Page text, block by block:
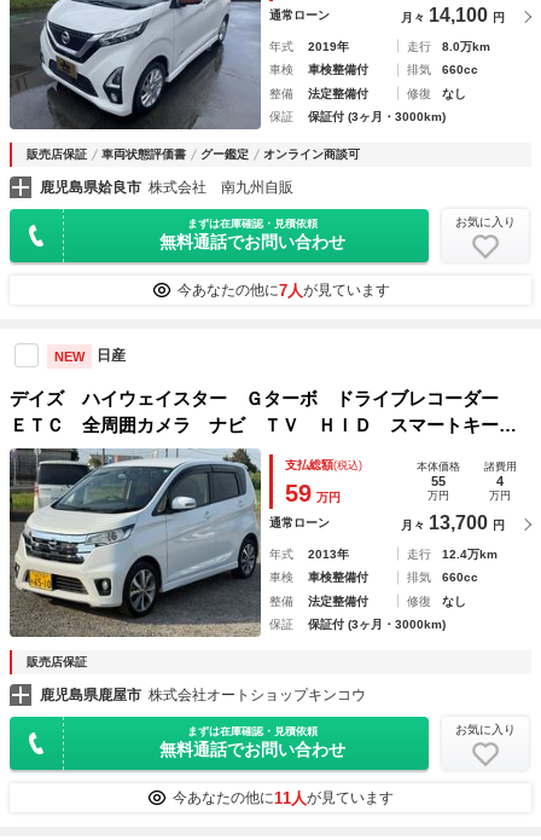
通常ローン 月々 14,100 円
年式 2019年 走行
8.0万km
車検
車検整備付 排気
660cc
整備
法定整備付 修復
なし
保証
保証付 (3ヶ月・3000km)
販売店保証 車両状態評価書 グー鑑定 オンライン商談可
鹿児島県姶良市 株式会社 南九州自販
まずは在庫確認・見積依頼
無料通話でお問い合わせ
お気に入り
今あなたの他に7人が見ています
NEW 日産
デイズ ハイウェイスター Ｇターボ ドライブレコーダー
ＥＴＣ 全周囲カメラ ナビ ＴＶ ＨＩＤ スマートキー
ベンチシート ＣＶＴ 盗難防止システム ＡＢＳ ＥＳＣ
ＣＤ アルミホイール 衝突安全ボディ エアコン パワース
テアリング
支払総額(税込)
59 万円
本体価格
55
万円
諸費用
4
万円
通常ローン 月々 13,700 円
年式 2013年 走行
12.4万km
車検
車検整備付 排気
660cc
整備
法定整備付 修復
なし
保証
保証付 (3ヶ月・3000km)
販売店保証
鹿児島県鹿屋市 株式会社オートショップキンコウ
まずは在庫確認・見積依頼
無料通話でお問い合わせ
お気に入り
今あなたの他に11人が見ています